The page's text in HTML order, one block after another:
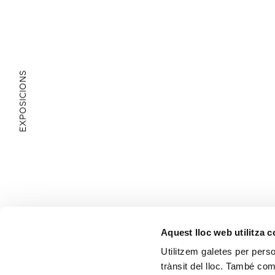
Aquest lloc web utilitza
Utilitzem galetes per
trànsit del lloc. També
EXPOSICIONS